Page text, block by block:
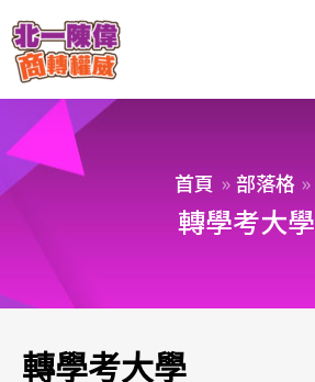
首頁 部落格
轉學考大學
轉學考大學